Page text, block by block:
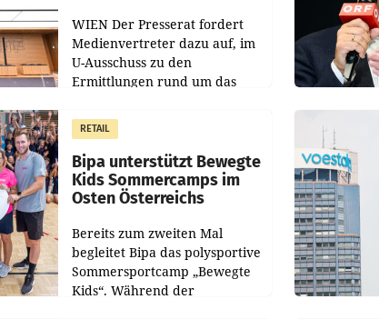
WIEN Der Presserat fordert
Medienvertreter dazu auf, im
U-Ausschuss zu den
Ermittlungen rund um das
im Justizministerium, Christian
Pilnacek, auf sensible
RETAIL
Bipa unterstützt Bewegte
Kids Sommercamps im
Osten Österreichs
Bereits zum zweiten Mal
begleitet Bipa das polysportive
Sommersportcamp „Bewegte
Kids“. Während der